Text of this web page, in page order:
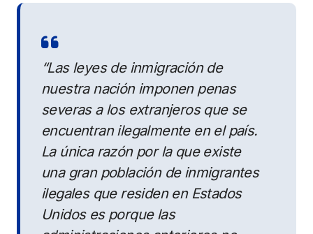
“Las leyes de inmigración de
nuestra nación imponen penas
severas a los extranjeros que se
encuentran ilegalmente en el país.
La única razón por la que existe
una gran población de inmigrantes
ilegales que residen en Estados
Unidos es porque las